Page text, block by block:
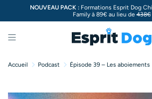
NOUVEAU PACK : Formations Esprit Dog
Family à 89€ au lieu de438€
Menu
Accueil Podcast Épisode 39 – Les aboiements